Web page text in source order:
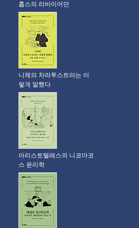
홉스의 리바이어던
니체의 차라투스트라는 이
렇게 말했다
아리스토텔레스의 니코마코
스 윤리학